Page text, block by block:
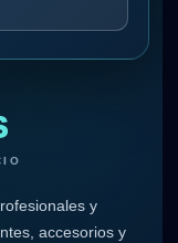
y
accesorios y